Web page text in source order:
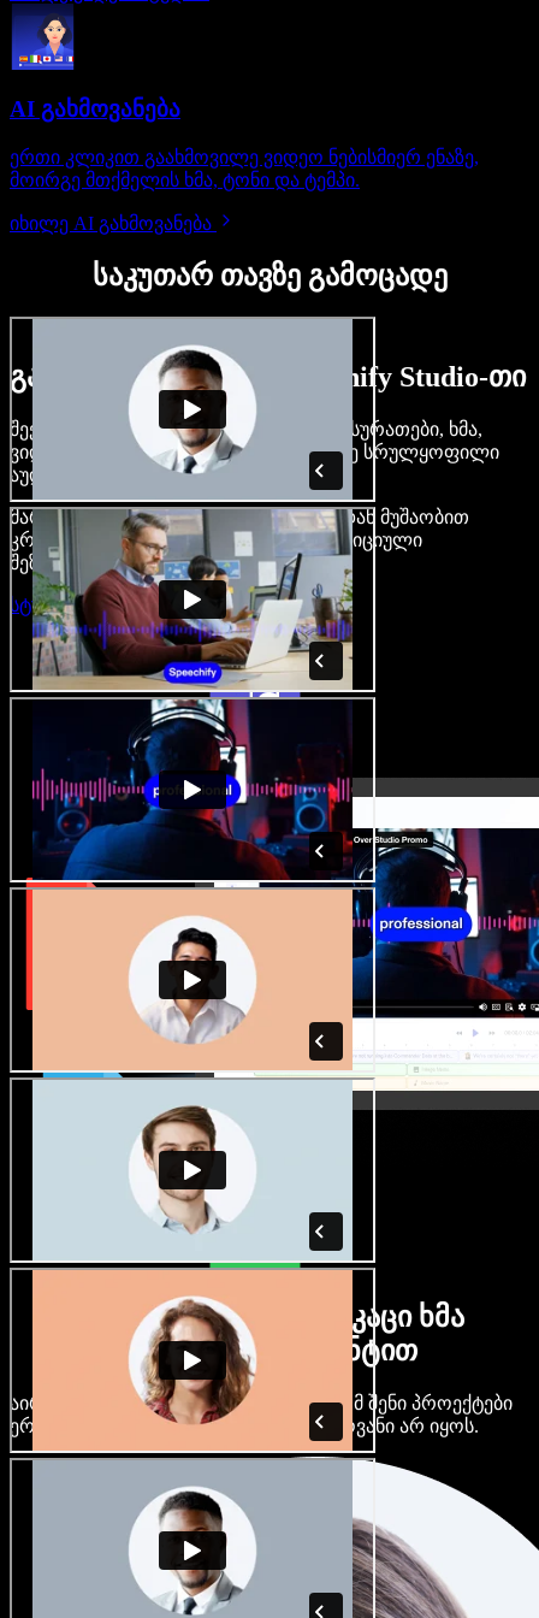
AI გახმოვანება
ერთი კლიკით გაახმოვილე ვიდეო ნებისმიერ ენაზე,
მოირგე მთქმელის ხმა, ტონი და ტემპი.
იხილე AI გახმოვანება
საკუთარ თავზე გამოცადე
გაიგე, რას შეძლებ Speechify Studio-თი
შექმენი გახმოვანება, დაამატე უფასო სურათები, ხმა,
ვიდეო, დააკლონირე შენი ხმა — ააწყე სრულყოფილი
აუდიო-ვიდეო პროექტები.
მარტივი ინტერფეისით და ბრაუზერიდან მუშაობით
კრეატორები თავისუფლდებიან ტრადიციული
შეზღუდვებისგან.
სტუდიის გახსნა
ბევრი ქალი და მამაკაცი ხმა
ნებისმიერი აქცენტით
აირჩიე ასობით AI ხმა და აქცენტი, რომ შენი პროექტები
ერთმანეთს არ ჰგავდეს და ერთფეროვანი არ იყოს.